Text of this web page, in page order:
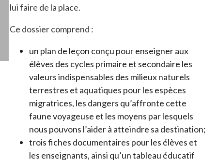
lui faire de la place.
Ce dossier comprend :
un plan de leçon conçu pour enseigner aux
élèves des cycles primaire et secondaire les
valeurs indispensables des milieux naturels
terrestres et aquatiques pour les espèces
migratrices, les dangers qu’affronte cette
faune voyageuse et les moyens par lesquels
nous pouvons l’aider à atteindre sa destination;
trois fiches documentaires pour les élèves et
les enseignants, ainsi qu’un tableau éducatif